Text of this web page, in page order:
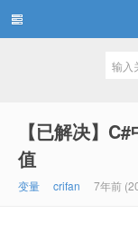
【已解决】
值
变量 crifan 7年前